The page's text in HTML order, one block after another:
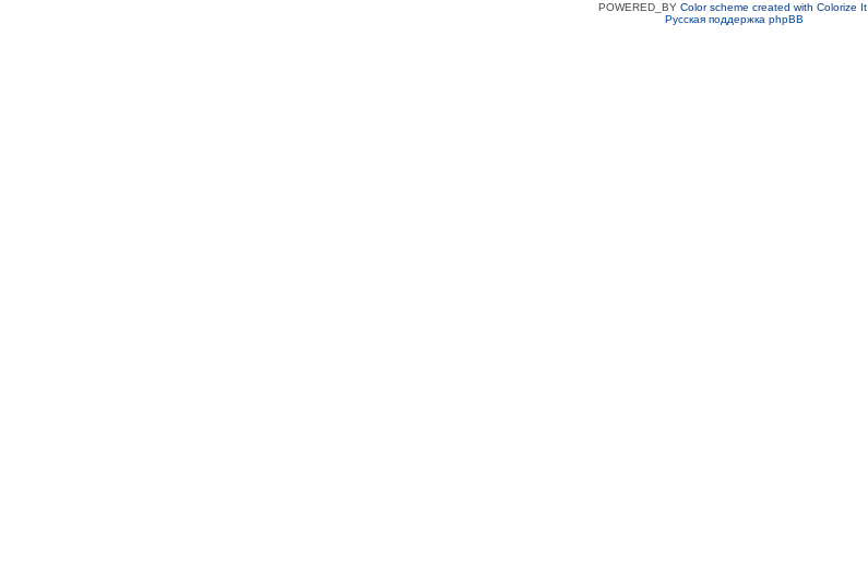
POWERED_BY Color scheme created with Colorize It.
Русская поддержка phpBB